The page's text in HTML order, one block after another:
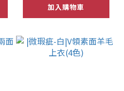
加入購物車